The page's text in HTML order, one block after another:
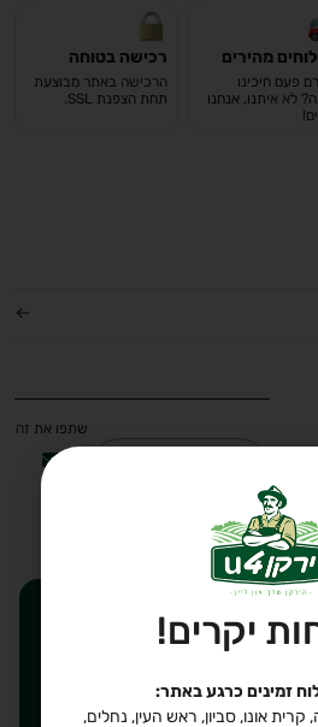
מהירים
פעם חיכינו
לא איתנו, אנחנו
רכישה בטוחה
הרכישה באתר מבוצעת
תחת הצפנת SSL.
ישירות
הכתובת אימייל על מנת להירשם
יקרים!
זמינים כרגע באתר:
קרית אונו, סביון, ראש העין, נחלים,